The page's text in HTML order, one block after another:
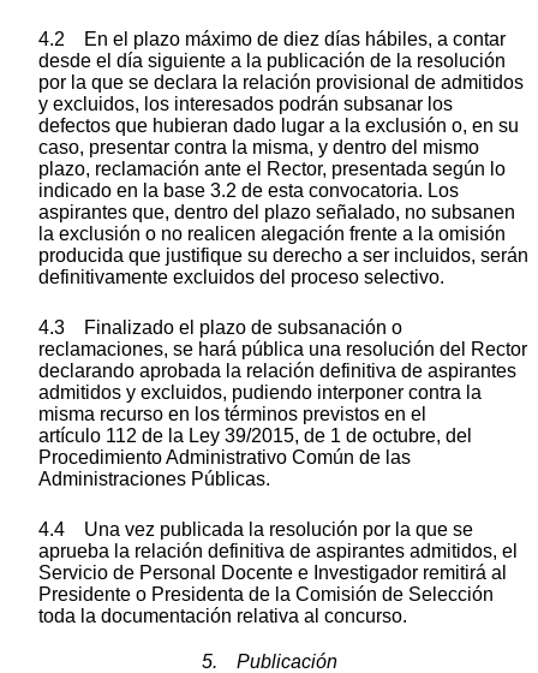
4.2 En el plazo máximo de diez días hábiles, a contar
desde el día siguiente a la publicación de la resolución
por la que se declara la relación provisional de admitidos
y excluidos, los interesados podrán subsanar los
defectos que hubieran dado lugar a la exclusión o, en su
caso, presentar contra la misma, y dentro del mismo
plazo, reclamación ante el Rector, presentada según lo
indicado en la base 3.2 de esta convocatoria. Los
aspirantes que, dentro del plazo señalado, no subsanen
la exclusión o no realicen alegación frente a la omisión
producida que justifique su derecho a ser incluidos, serán
definitivamente excluidos del proceso selectivo.
4.3 Finalizado el plazo de subsanación o
reclamaciones, se hará pública una resolución del Rector
declarando aprobada la relación definitiva de aspirantes
admitidos y excluidos, pudiendo interponer contra la
misma recurso en los términos previstos en el
artículo 112 de la Ley 39/2015, de 1 de octubre, del
Procedimiento Administrativo Común de las
Administraciones Públicas.
4.4 Una vez publicada la resolución por la que se
aprueba la relación definitiva de aspirantes admitidos, el
Servicio de Personal Docente e Investigador remitirá al
Presidente o Presidenta de la Comisión de Selección
toda la documentación relativa al concurso.
5. Publicación